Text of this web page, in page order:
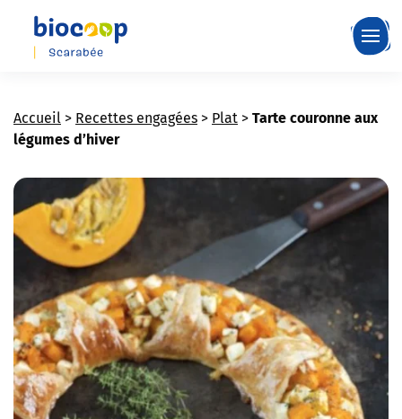
Skip
content
Accueil > Recettes engagées > Plat > Tarte couronne aux
légumes d’hiver